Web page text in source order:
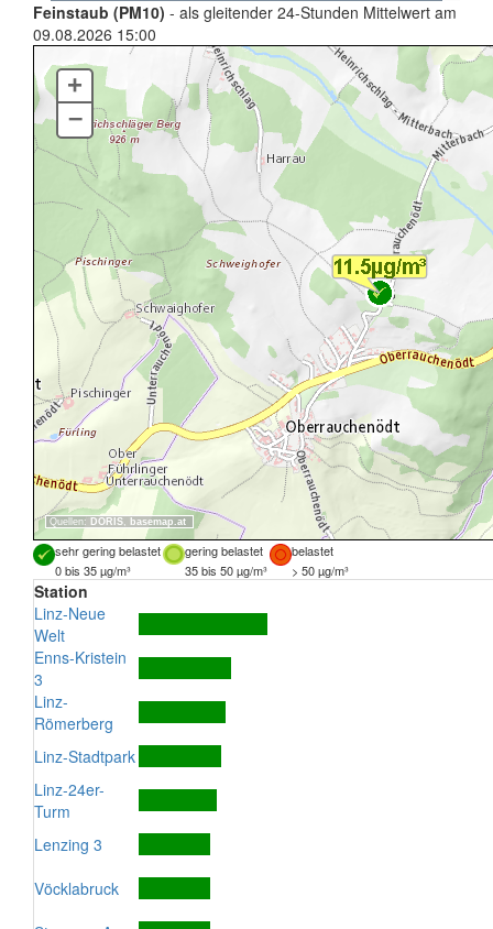
Feinstaub (PM10) - als gleitender 24-Stunden Mittelwert am
09.08.2026 15:00
Quellen: DORIS, basemap.at
+
–
sehr gering belastet gering belastet
belastet
0 bis 35 µg/m³
35 bis 50 µg/m³ > 50 µg/m³
Station
Linz-Neue
Welt
Enns-Kristein
3
Linz-
Römerberg
Linz-Stadtpark
Linz-24er-
Turm
Lenzing 3
Vöcklabruck